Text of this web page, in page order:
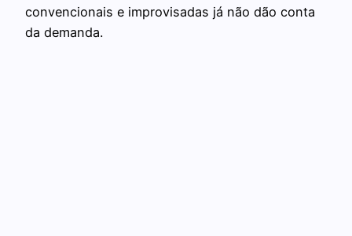
convencionais e improvisadas já não dão conta
da demanda.